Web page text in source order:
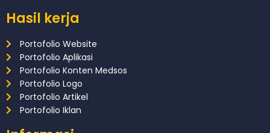
Hasil kerja
Portofolio Website
Portofolio Aplikasi
Portofolio Konten Medsos
Portofolio Logo
Portofolio Artikel
Portofolio Iklan